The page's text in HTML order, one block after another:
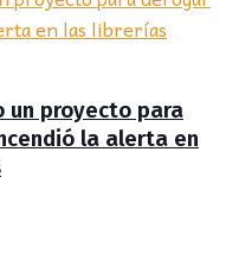
un proyecto para
la alerta en